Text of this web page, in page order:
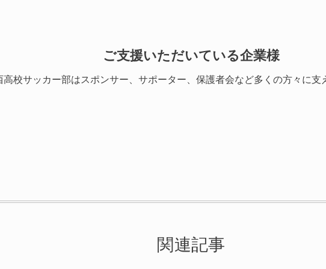
ご支援いただいている企業様
高校サッカー部はスポンサー、サポーター、保護者会など多くの方々に支
関連記事